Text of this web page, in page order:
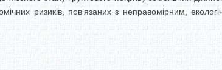
ризиків, пов’язаних з неправомірним,